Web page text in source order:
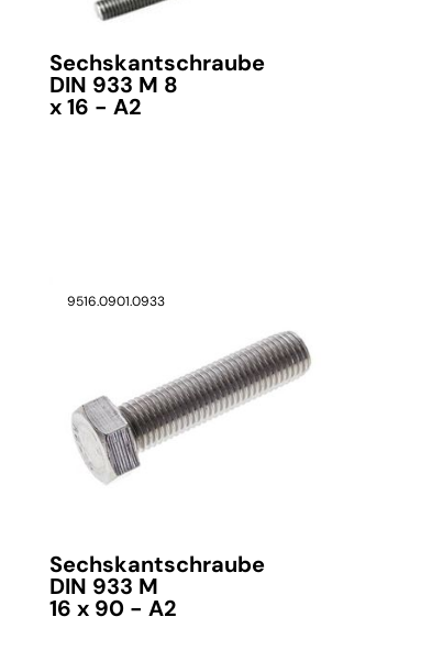
verfügbar
Sechskantschraube
DIN 933 M 8
x 16 - A2
9516.0901.0933
Sechskantschraube
DIN 933 M
16 x 90 - A2